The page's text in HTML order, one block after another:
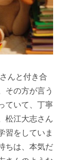
んと付き合
その方が言う
ていて、丁寧
松江大志さん
習をしていま
ちは、本気だ